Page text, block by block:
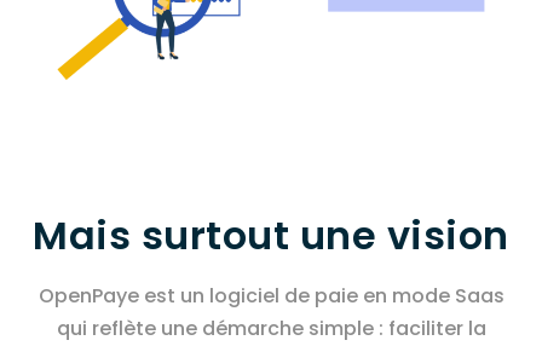
Mais surtout une vision
OpenPaye est un logiciel de paie en mode Saas
qui reflète une démarche simple : faciliter la